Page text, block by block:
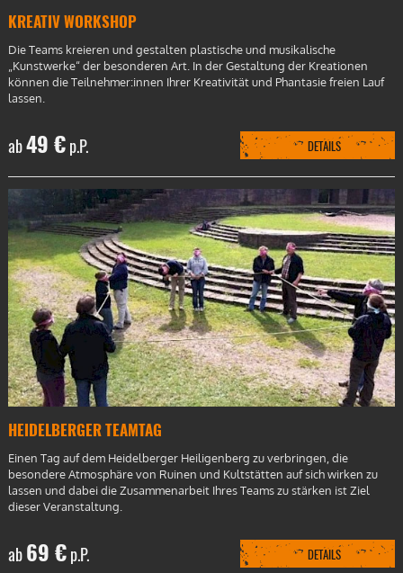
KREATIV WORKSHOP
Die Teams kreieren und gestalten plastische und musikalische
„Kunstwerke“ der besonderen Art. In der Gestaltung der Kreationen
können die Teilnehmer:innen Ihrer Kreativität und Phantasie freien Lauf
lassen.
ab49 €p.P. DETAILS
HEIDELBERGER TEAMTAG
Einen Tag auf dem Heidelberger Heiligenberg zu verbringen, die
besondere Atmosphäre von Ruinen und Kultstätten auf sich wirken zu
lassen und dabei die Zusammenarbeit Ihres Teams zu stärken ist Ziel
dieser Veranstaltung.
ab69 €p.P. DETAILS